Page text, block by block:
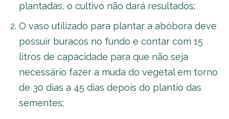
plantadas, o cultivo não dará resultados;
O vaso utilizado para plantar a abóbora deve
possuir buracos no fundo e contar com 15
litros de capacidade para que não seja
necessário fazer a muda do vegetal em torno
de 30 dias a 45 dias depois do plantio das
sementes;